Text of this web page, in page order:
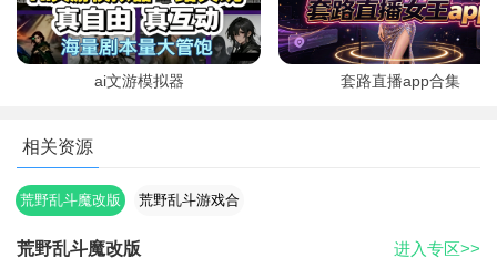
宝石争霸（3对3）：组队协作，智取对手，通过收集宝石并
保护己方宝石不被抢走，最终获得胜利。
或坚持到最后成为胜者。在单人模式中，玩家需要独自面对所有
挑战；在双人模式中，则可以与好友组队共同作战。
乱斗足球（3对3）：前所未有的乱斗模式，玩家在绿茵场上
大展球技，通过进球得分来击败对手。
ai文游模拟器 套路直播app合集
相关资源
荒野乱斗魔改版
荒野乱斗游戏合
荒野乱斗魔改版 进入专区>>